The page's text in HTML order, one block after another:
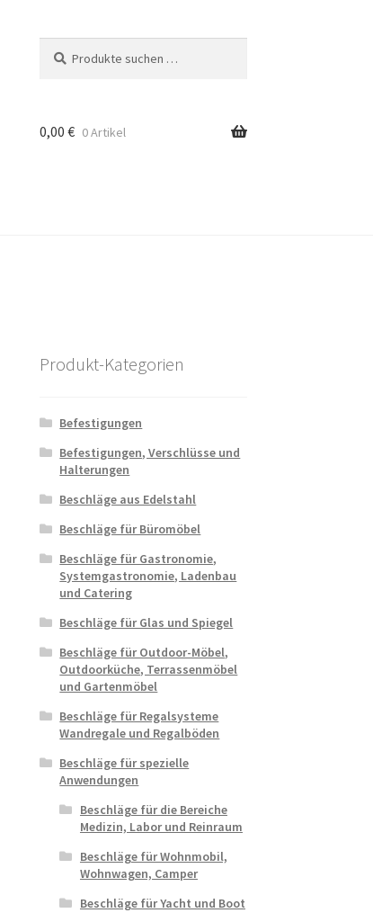
nach:
0,00 € 0 Artikel
Produkt-Kategorien
Befestigungen
Befestigungen, Verschlüsse und
Halterungen
Beschläge aus Edelstahl
Beschläge für Büromöbel
Beschläge für Gastronomie,
Systemgastronomie, Ladenbau
und Catering
Beschläge für Glas und Spiegel
Beschläge für Outdoor-Möbel,
Outdoorküche, Terrassenmöbel
und Gartenmöbel
Beschläge für Regalsysteme
Wandregale und Regalböden
Beschläge für spezielle
Anwendungen
Beschläge für die Bereiche
Medizin, Labor und Reinraum
Beschläge für Wohnmobil,
Wohnwagen, Camper
Beschläge für Yacht und Boot